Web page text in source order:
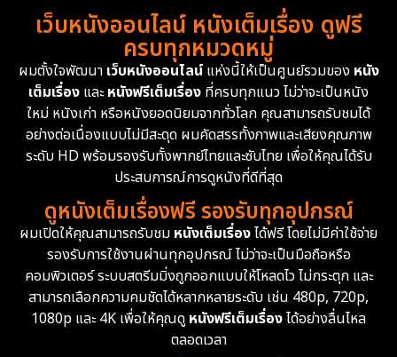
Detective สืบสวน
Disney+ 4
Documentary สารคดี 94
Drama ดราม่า
Dystopian 16
Emotional 61
Epic มหากาพย์ 219
1983
1982
1981
1974
1962
เว็บหนังออนไลน์ หนังเต็มเรื่อง ดูฟรี
ครบทุกหมวดหมู่
ผมตั้งใจพัฒนา เว็บหนังออนไลน์แห่งนี้ให้เป็นศูนย์รวมของ หนัง
เต็มเรื่อง และหนังฟรีเต็มเรื่อง ที่ครบทุกแนว ไม่ว่าจะเป็นหนัง
ใหม่ หนังเก่า หรือหนังยอดนิยมจากทั่วโลก คุณสามารถรับชมได้
อย่างต่อเนื่องแบบไม่มีสะดุด ผมคัดสรรทั้งภาพและเสียงคุณภาพ
ระดับ HD พร้อมรองรับทั้งพากย์ไทยและซับไทย เพื่อให้คุณได้รับ
ประสบการณ์การดูหนังที่ดีที่สุด
ดูหนังเต็มเรื่องฟรี รองรับทุกอุปกรณ์
ผมเปิดให้คุณสามารถรับชม หนังเต็มเรื่องได้ฟรี โดยไม่มีค่าใช้จ่าย
รองรับการใช้งานผ่านทุกอุปกรณ์ ไม่ว่าจะเป็นมือถือหรือ
คอมพิวเตอร์ ระบบสตรีมมิ่งถูกออกแบบให้โหลดไว ไม่กระตุก และ
สามารถเลือกความคมชัดได้หลากหลายระดับ เช่น 480p, 720p,
1080p และ 4K เพื่อให้คุณดูหนังฟรีเต็มเรื่องได้อย่างลื่นไหล
ตลอดเวลา